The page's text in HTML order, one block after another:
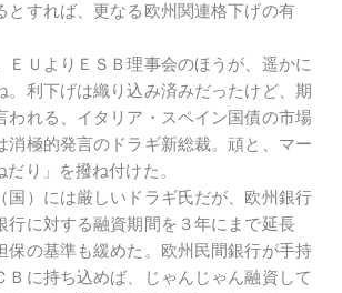
とすれば、更なる欧州関連格下げの有
ＥＵよりＥＳＢ理事会のほうが、遥かに
。利下げは織り込み済みだったけど、期
われる、イタリア・スペイン国債の市場
消極的発言のドラギ新総裁。頑と、マー
り」を撥ね付けた。
国）には厳しいドラギ氏だが、欧州銀行
行に対する融資期間を３年にまで延長
保の基準も緩めた。欧州民間銀行が手持
Ｂに持ち込めば、じゃんじゃん融資して